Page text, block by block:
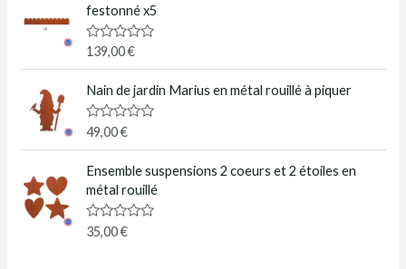
s
u
r
5
festonné x5
N
e
s
u
r
5
139,00€
Nain de jardin Marius en métal rouillé à piquer
N
e
s
u
r
5
49,00€
Ensemble suspensions 2 coeurs et 2 étoiles en
métal rouillé
N
35,00€